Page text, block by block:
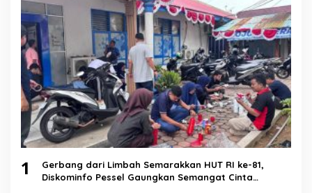
1
Gerbang dari Limbah Semarakkan HUT RI ke-81,
Diskominfo Pessel Gaungkan Semangat Cinta